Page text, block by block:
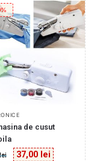
de cusut
lei 37,00 lei